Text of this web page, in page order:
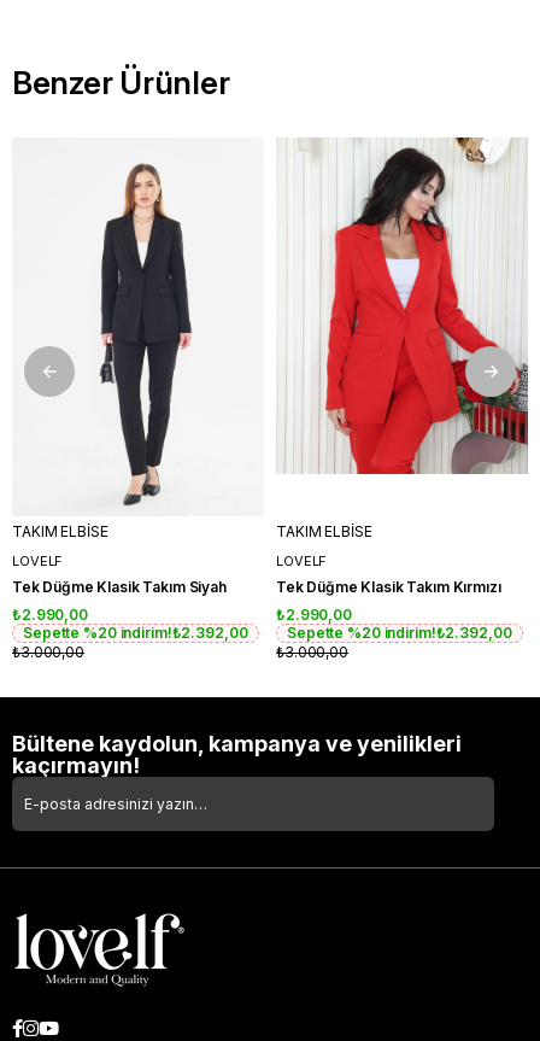
Benzer Ürünler
TAKIM ELBİSE
LOVELF
Tek Düğme Klasik Takım Siyah
₺2.990,00
Sepette %20 indirim!₺2.392,00
₺3.000,00
TAKIM ELBİSE
LOVELF
Tek Düğme Klasik Takım Kırmızı
₺2.990,00
Sepette %20 indirim!₺2.392,00
₺3.000,00
Bültene kaydolun, kampanya ve yenilikleri
kaçırmayın!